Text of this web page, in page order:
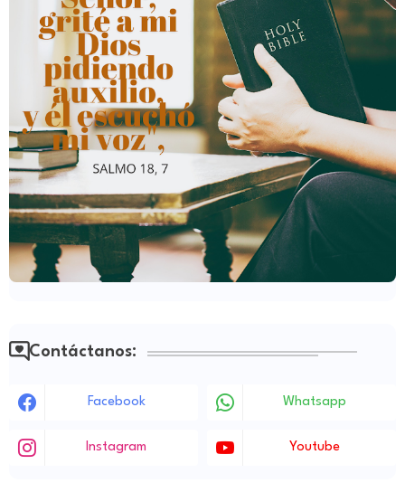
Contáctanos:
Facebook Whatsapp
Instagram Youtube